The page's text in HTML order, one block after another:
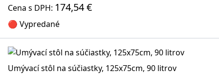
Cena s DPH: 174,54 €
🔴 Vypredané
Umývací stôl na súčiastky, 125x75cm, 90 litrov